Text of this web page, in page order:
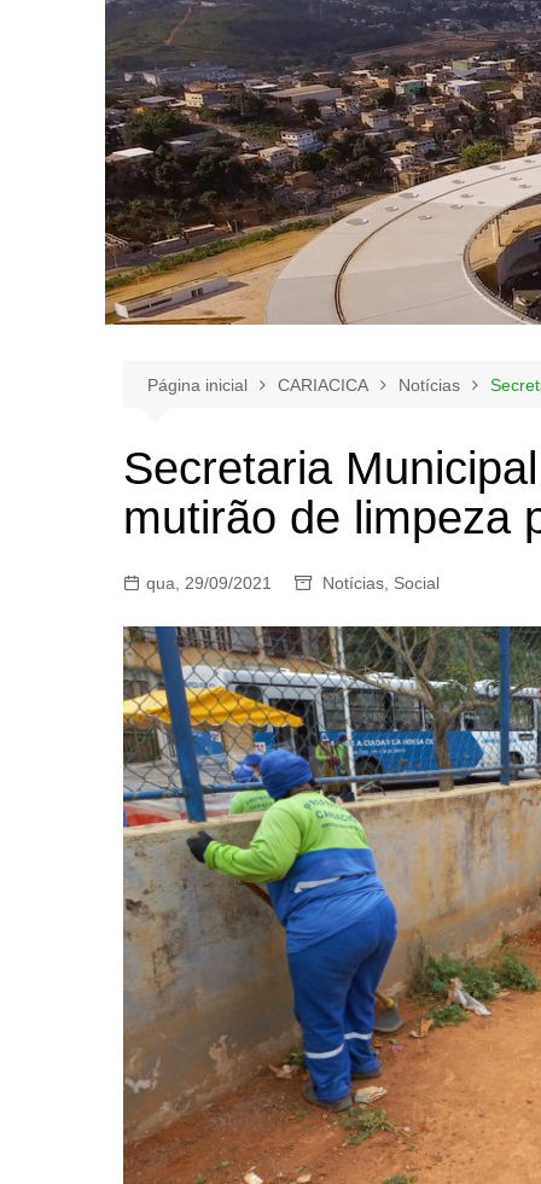
Página inicial CARIACICA Notícias
Secretaria
mutirão de limpeza
qua, 29/09/2021 Notícias, Social